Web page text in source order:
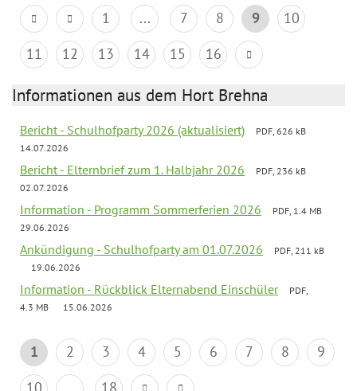
1 ... 7 8 9
10
11
12 13 14 15 16
Informationen aus dem Hort Brehna
Bericht - Schulhofparty 2026 (aktualisiert)
PDF, 626 kB
14.07.2026
Bericht - Elternbrief zum 1. Halbjahr 2026
PDF, 236 kB
02.07.2026
Information - Programm Sommerferien 2026
PDF, 1.4 MB
29.06.2026
Ankündigung - Schulhofparty am 01.07.2026
PDF, 211 kB
19.06.2026
Information - Rückblick Elternabend Einschüler
PDF,
4.3 MB
15.06.2026
1 2 3 4 5 6 7 8
9